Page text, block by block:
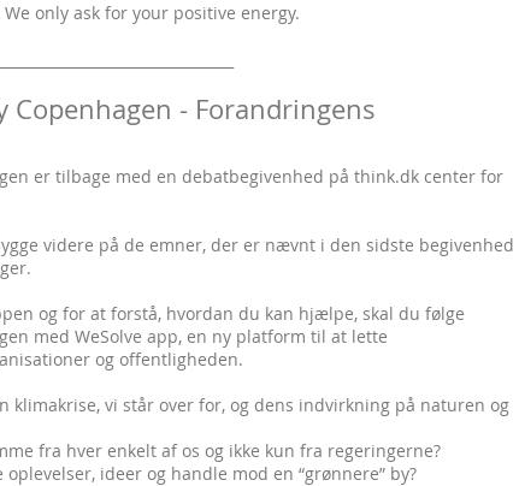
We only ask for your positive energy.
Copenhagen - Forandringens
er tilbage med en debatbegivenhed på think.dk center for
videre på de emner, der er nævnt i den sidste begivenhed
og for at forstå, hvordan du kan hjælpe, skal du følge
med WeSolve app, en ny platform til at lette
og offentligheden.
klimakrise, vi står over for, og dens indvirkning på naturen og
fra hver enkelt af os og ikke kun fra regeringerne?
ideer og handle mod en “grønnere” by?